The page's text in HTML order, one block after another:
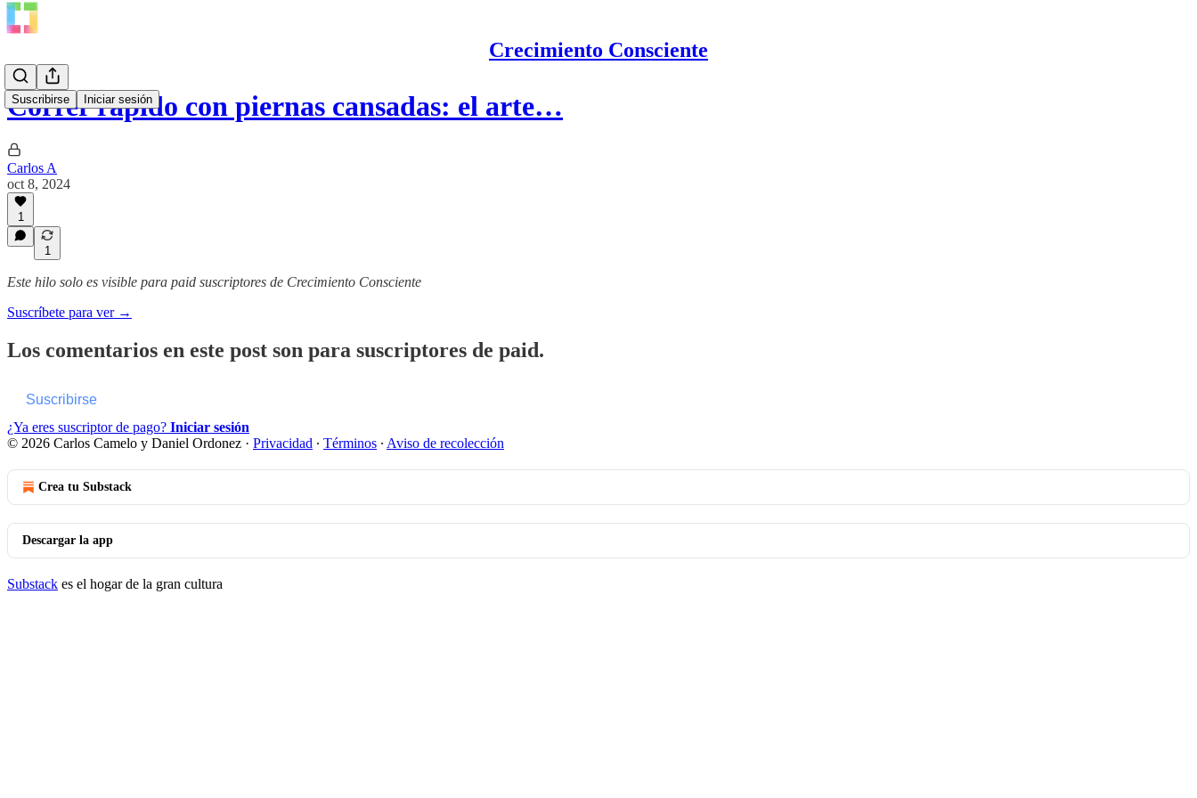
Crecimiento Consciente
Suscribirse Iniciar sesión
Correr rápido con piernas cansadas: el arte…
Carlos A
oct 8, 2024
1
1
Este hilo solo es visible para paid suscriptores de Crecimiento Consciente
Suscríbete para ver →
Los comentarios en este post son para suscriptores de paid.
Suscribirse
¿Ya eres suscriptor de pago? Iniciar sesión
© 2026 Carlos Camelo y Daniel Ordonez · Privacidad ∙ Términos ∙ Aviso de recolección
Crea tu Substack
Descargar la app
Substack es el hogar de la gran cultura